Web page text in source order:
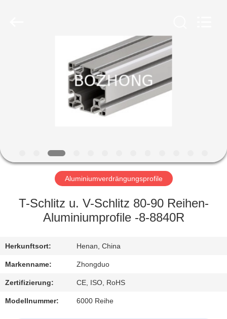
PRODUKTE
FABRIK-
AUSFLUG
QUALITÄTSKONTROLLE
TRETEN
SIE
MIT
UNS
Aluminiumverdrängungsprofile
T-Schlitz u. V-Schlitz 80-90 Reihen-
Aluminiumprofile -8-8840R
Herkunftsort: Henan, China
Markenname: Zhongduo
Zertifizierung: CE, ISO, RoHS
Modellnummer: 6000 Reihe